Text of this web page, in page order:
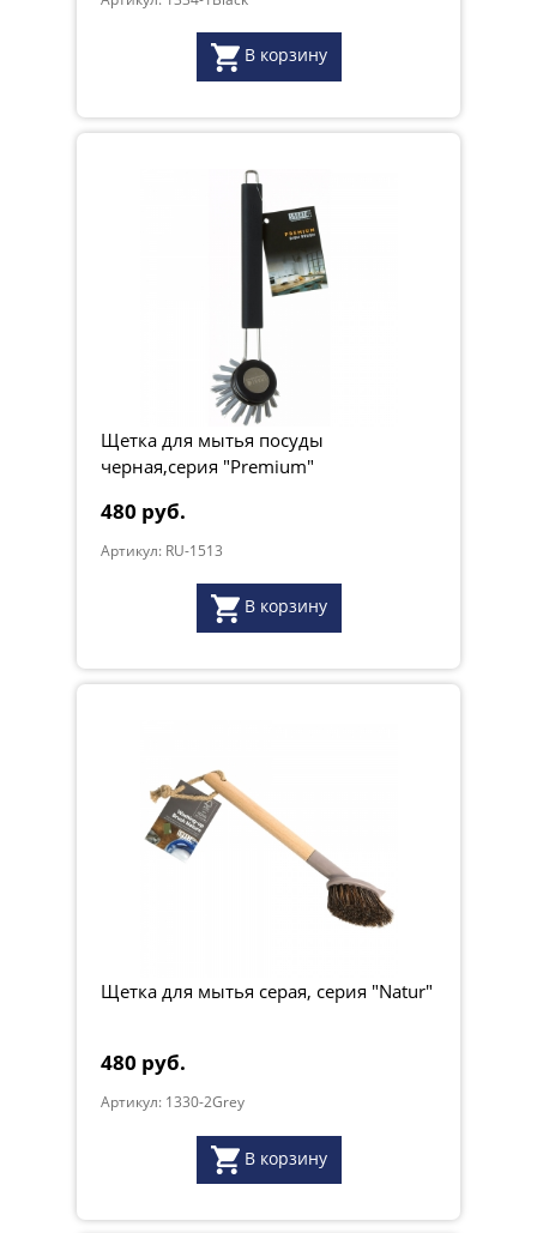
В корзину
Щетка для мытья посуды
черная,серия "Premium"
480 руб.
Артикул: RU-1513
В корзину
Щетка для мытья серая, серия "Natur"
480 руб.
Артикул: 1330-2Grey
В корзину